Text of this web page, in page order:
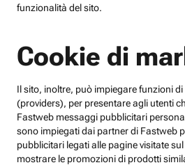
funzionalità del sito.
Cookie di
Il sito, inoltre, può impiegare funzioni
(providers), per presentare agli utenti
Fastweb messaggi pubblicitari
sono impiegati dai partner di Fastweb
pubblicitari legati alle pagine visitate
mostrare le promozioni di prodotti